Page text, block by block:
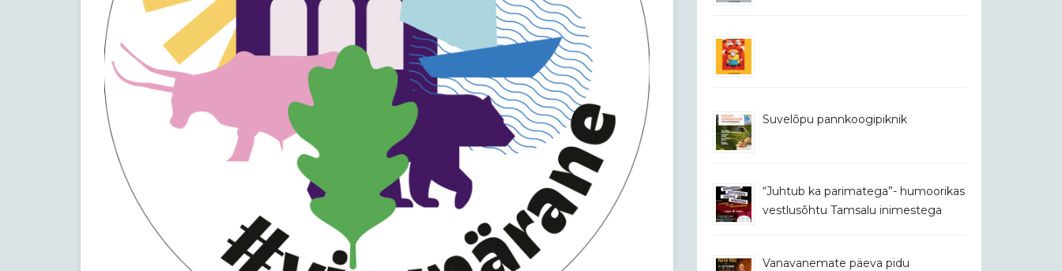
Suvelõpu pannkoogipiknik
“Juhtub ka parimatega”- humoorikas
vestlusõhtu Tamsalu inimestega
Vanavanemate päeva pidu